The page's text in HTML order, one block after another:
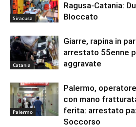
Siracusa
Ragusa-Catania:
Bloccato
Catania
Giarre, rapina in
arrestato 55enne
aggravate
Palermo
Palermo,
con mano
ferita: arrestato
Soccorso